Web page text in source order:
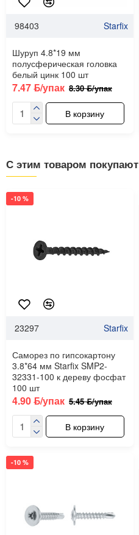
98403 Starfix
Шуруп 4.8*19 мм
полусферическая головка
белый цинк 100 шт
7.47 ƃ/упак 8.30 ƃ/упак
В корзину
С этим товаром покупают
-10 %
23297 Starfix
Саморез по гипсокартону
3.8*64 мм Starfix SMP2-
32331-100 к дереву фосфат
100 шт
4.90 ƃ/упак 5.45 ƃ/упак
В корзину
-10 %